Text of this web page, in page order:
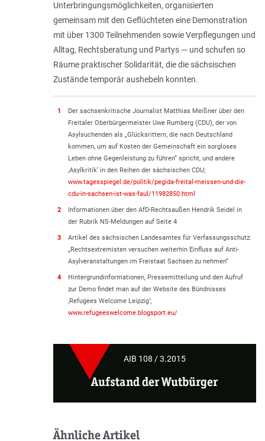
Unterbringungsmöglichkeiten, organisierten
gemeinsam mit den Ge­flüch­teten eine Demons­tration
mit über 1300 Teilneh­men­den sowie Verpflegungen und
Alltag, Rechts­beratung und Partys — und schufen so
Räume praktischer Solidarität, die die sächsischen
Zustände temporär aushebeln konn­ten.
1
Der sachsenkritische Journalist Matthias Meißner über den
Freitaler Oberbürgermeister Uwe Rumberg (CDU), der von
Asylsuchenden als „Glücksrittern, die nach Deutschland
kommen, um auf Kosten der Gemeinschaft ein sorgloses
Leben ohne Gegenleistung zu führen“ spricht, und andere
,Asylkritik’ in den Reihen der sächsischen CDU;
www.tagesspiegel.de/politik/pegida-freital-meissen-und-die-
cdu-in-sachsen-ist-was-faul/11982850.html
2
Informationen über den AfD-Rechtsaußen Hendrik Seidel in
der Rubrik NS-Meldungen auf Seite 4
3
Artikel des sächsischen Landesamtes für Verfassungsschutz:
„Rechtsextremisten versuchen weiterhin Einfluss auf Anti-
Asylveranstaltungen im Freistaat Sachsen zu nehmen“
4
Hintergrundinformationen, Pressemitteilung und den Aufruf
zur Demo findet man auf der Website des Bündnisses
,Refugees Welcome Leipzig’;
www.refugeeswelcome.blogsport.eu/
AIB 108 / 3.2015
Aufstand der Wutbürger
Ähnliche Artikel